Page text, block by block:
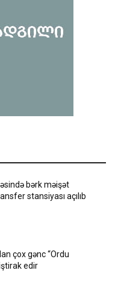
bərk məişət
stansiyası açılıb
çox gənc “Ordu
edir